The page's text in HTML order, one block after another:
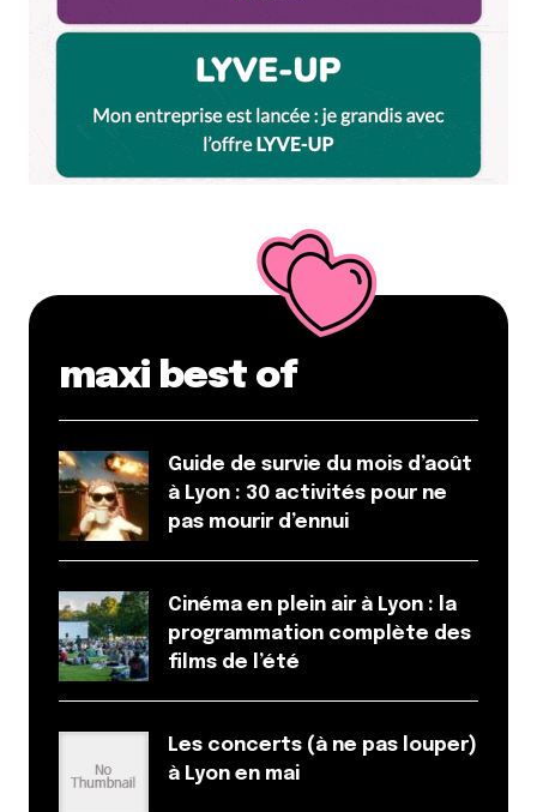
maxi best of
Guide de survie du mois d’août
à Lyon : 30 activités pour ne
pas mourir d’ennui
Cinéma en plein air à Lyon : la
programmation complète des
films de l’été
Les concerts (à ne pas louper)
à Lyon en mai